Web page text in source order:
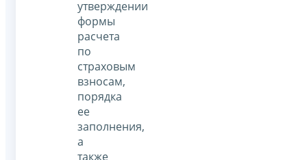
утверждении
формы
расчета
по
страховым
взносам,
порядка
ее
заполнения,
а
также